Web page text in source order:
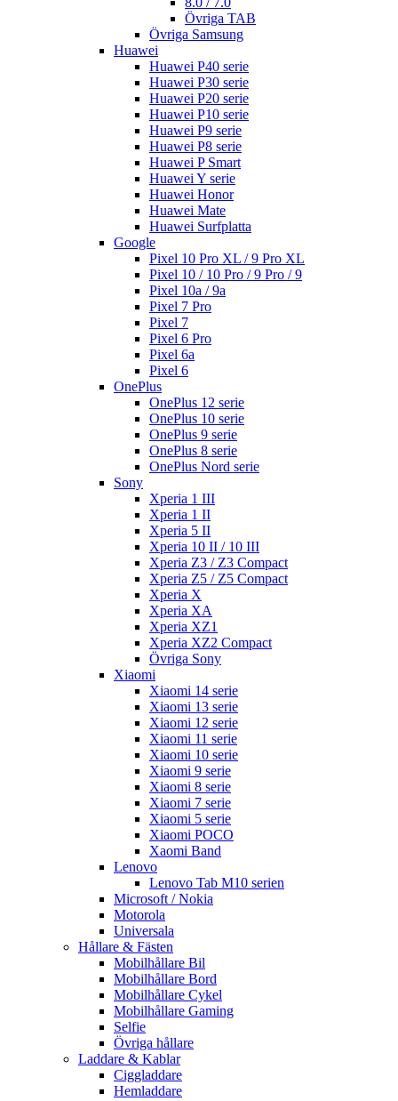
Övriga TAB
Övriga Samsung
Huawei
Huawei P40 serie
Huawei P30 serie
Huawei P20 serie
Huawei P10 serie
Huawei P9 serie
Huawei P8 serie
Huawei P Smart
Huawei Y serie
Huawei Honor
Huawei Mate
Huawei Surfplatta
Google
Pixel 10 Pro XL / 9 Pro XL
Pixel 10 / 10 Pro / 9 Pro / 9
Pixel 10a / 9a
Pixel 7 Pro
Pixel 7
Pixel 6 Pro
Pixel 6a
Pixel 6
OnePlus
OnePlus 12 serie
OnePlus 10 serie
OnePlus 9 serie
OnePlus 8 serie
OnePlus Nord serie
Sony
Xperia 1 III
Xperia 1 II
Xperia 5 II
Xperia 10 II / 10 III
Xperia Z3 / Z3 Compact
Xperia Z5 / Z5 Compact
Xperia X
Xperia XA
Xperia XZ1
Xperia XZ2 Compact
Övriga Sony
Xiaomi
Xiaomi 14 serie
Xiaomi 13 serie
Xiaomi 12 serie
Xiaomi 11 serie
Xiaomi 10 serie
Xiaomi 9 serie
Xiaomi 8 serie
Xiaomi 7 serie
Xiaomi 5 serie
Xiaomi POCO
Xaomi Band
Lenovo
Lenovo Tab M10 serien
Microsoft / Nokia
Motorola
Universala
Hållare & Fästen
Mobilhållare Bil
Mobilhållare Bord
Mobilhållare Cykel
Mobilhållare Gaming
Selfie
Övriga hållare
Laddare & Kablar
Ciggladdare
Hemladdare